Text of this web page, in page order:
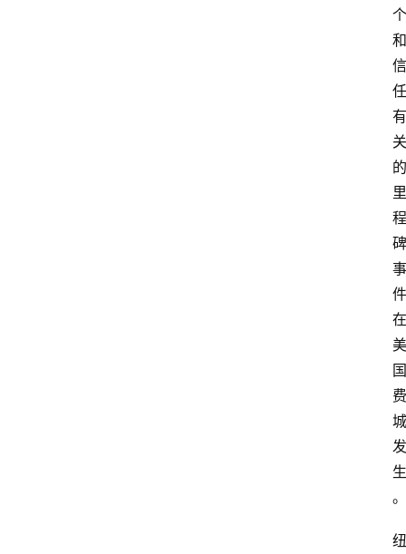
个
和
信
任
有
关
的
里
程
碑
事
件
在
美
国
费
城
发
生
。
纽